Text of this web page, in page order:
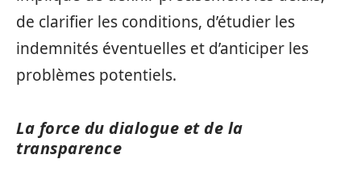
de clarifier les conditions, d’étudier les
indemnités éventuelles et d’anticiper les
problèmes potentiels.
La force du dialogue et de la
transparence